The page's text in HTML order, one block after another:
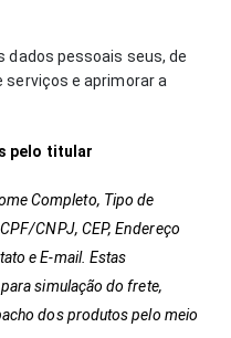
dados pessoais seus, de
serviços e aprimorar a
pelo titular
Completo, Tipo de
CNPJ, CEP, Endereço
e E-mail. Estas
simulação do frete,
dos produtos pelo meio